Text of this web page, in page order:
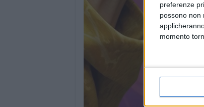
preferenze
possono non
momento